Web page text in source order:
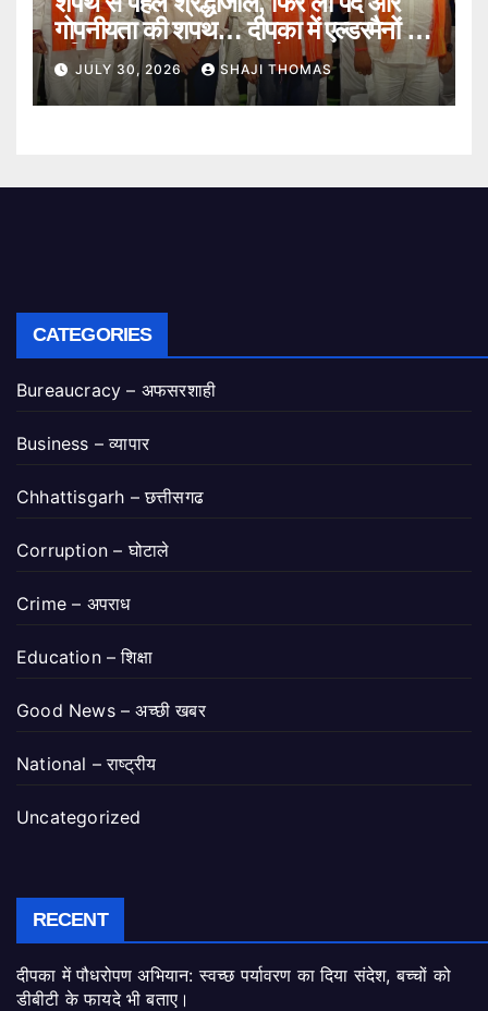
गोपनीयता की शपथ… दीपका में एल्डरमैनों का
गरिमामय शपथ ग्रहण समारोह।
JULY 30, 2026 SHAJI THOMAS
CATEGORIES
Bureaucracy – अफसरशाही
Business – व्यापार
Chhattisgarh – छत्तीसगढ
Corruption – घोटाले
Crime – अपराध
Education – शिक्षा
Good News – अच्छी खबर
National – राष्ट्रीय
Uncategorized
RECENT
दीपका में पौधरोपण अभियान: स्वच्छ पर्यावरण का दिया संदेश, बच्चों को
डीबीटी के फायदे भी बताए।